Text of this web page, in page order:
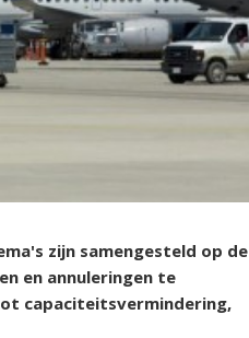
zijn samengesteld op de
en annuleringen te
capaciteitsvermindering,